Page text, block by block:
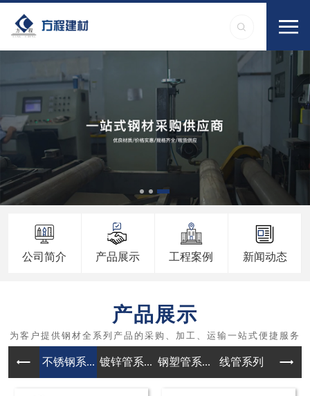
公司简介 产品展示 工程案例 新闻动态
产品展示
不锈钢系... 镀锌管系... 钢塑管系... 线管系列 管件